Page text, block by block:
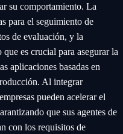
su comportamiento. La
para el seguimiento de
de evaluación, y la
es crucial para asegurar la
aplicaciones basadas en
Al integrar
pueden acelerar el
que sus agentes de
con los requisitos de